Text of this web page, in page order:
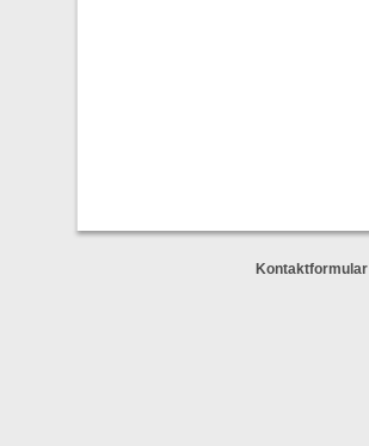
Kontaktformular